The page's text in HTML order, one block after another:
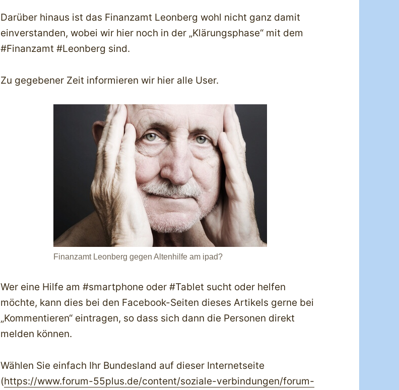
Darüber hinaus ist das Finanzamt Leonberg wohl nicht ganz damit
einverstanden, wobei wir hier noch in der „Klärungsphase“ mit dem
#Finanzamt #Leonberg sind.
Zu gegebener Zeit informieren wir hier alle User.
Finanzamt Leonberg gegen Altenhilfe am ipad?
Wer eine Hilfe am #smartphone oder #Tablet sucht oder helfen
möchte, kann dies bei den Facebook-Seiten dieses Artikels gerne bei
„Kommentieren“ eintragen, so dass sich dann die Personen direkt
melden können.
Wählen Sie einfach Ihr Bundesland auf dieser Internetseite
(https://www.forum-55plus.de/content/soziale-verbindungen/forum-